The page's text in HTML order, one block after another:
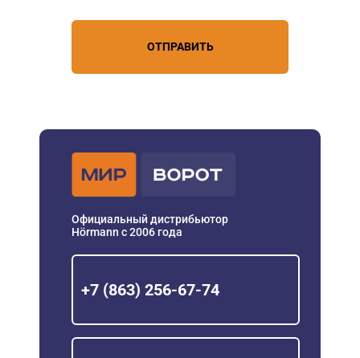
ОТПРАВИТЬ
Официальный дистрибьютор
Hörmann с 2006 года
+7 (863) 256-67-74